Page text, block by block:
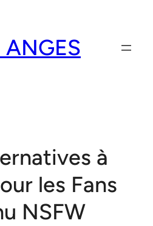
ANGES
à
les Fans
NSFW